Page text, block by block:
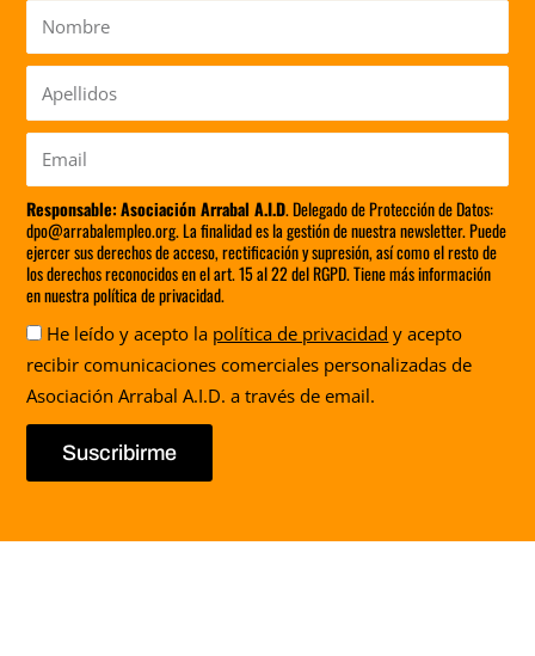
Nombre
Apellidos
Responsable: Asociación Arrabal A.I.D. Delegado de Protección de Datos:
dpo@arrabalempleo.org. La finalidad es la gestión de nuestra newsletter. Puede
ejercer sus derechos de acceso, rectificación y supresión, así como el resto de
los derechos reconocidos en el art. 15 al 22 del RGPD. Tiene más información
en nuestra política de privacidad.
Aceptación
He leído y acepto la política de privacidad y acepto
recibir comunicaciones comerciales personalizadas de
Asociación Arrabal A.I.D. a través de email.
Suscribirme